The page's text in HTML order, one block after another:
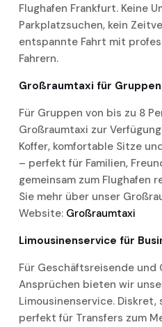
Flughafen Frankfurt. Keine
Parkplatzsuchen, kein
entspannte Fahrt mit
Fahrern.
Großraumtaxi für Gruppen
Für Gruppen von bis zu 8
Großraumtaxi zur
Koffer, komfortable Sitze
– perfekt für Familien,
gemeinsam zum Flughafen
Sie mehr über unser
Website: Großraumtaxi
Limousinenservice für
Für Geschäftsreisende und
Ansprüchen bieten wir
Limousinenservice.
perfekt für Transfers zum